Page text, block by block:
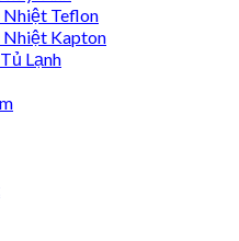
Nhiệt Teflon
Nhiệt Kapton
Lạnh